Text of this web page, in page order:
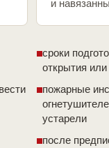
и
сроки
открытия
пожарные
устарели
после